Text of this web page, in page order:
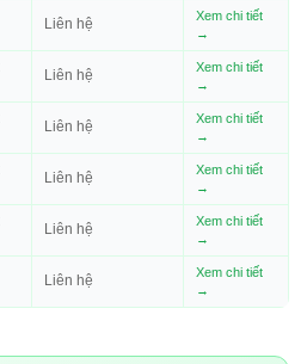
Liên hệ
Xem chi tiết
→
Liên hệ
Xem chi tiết
→
Liên hệ
Xem chi tiết
→
Liên hệ
Xem chi tiết
→
Liên hệ
Xem chi tiết
→
Liên hệ
Xem chi tiết
→